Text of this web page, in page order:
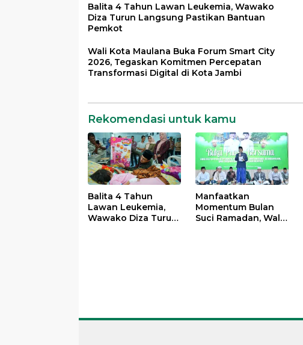
Balita 4 Tahun Lawan Leukemia, Wawako
Diza Turun Langsung Pastikan Bantuan
Pemkot
Wali Kota Maulana Buka Forum Smart City
2026, Tegaskan Komitmen Percepatan
Transformasi Digital di Kota Jambi
Rekomendasi untuk kamu
Balita 4 Tahun
Lawan Leukemia,
Wawako Diza Turun
Manfaatkan
Momentum Bulan
Suci Ramadan, Wali